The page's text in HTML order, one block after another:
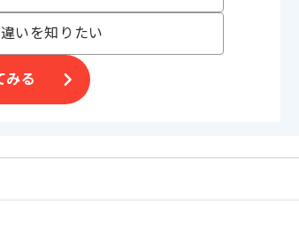
いを知りたい
みる